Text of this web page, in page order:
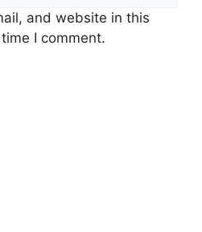
and website in this
I comment.